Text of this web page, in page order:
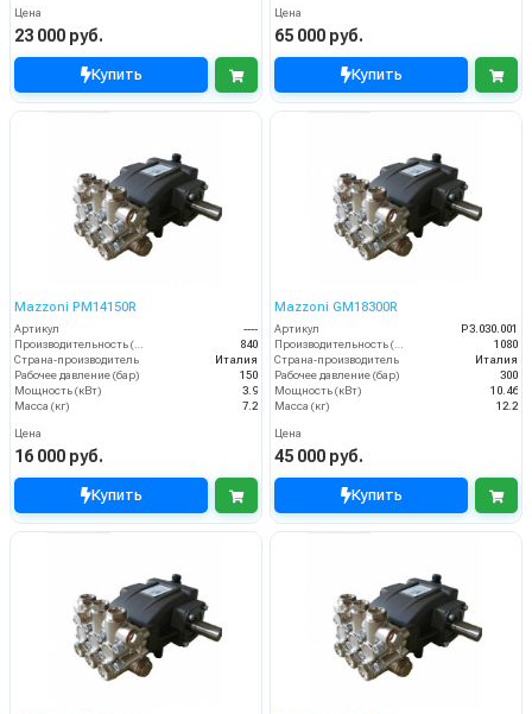
Цена
23 000 руб.
Купить
Цена
65 000 руб.
Купить
Mazzoni PM14150R
Артикул
----
Производительность (л/ч)
840
Страна-производитель
Италия
Рабочее давление (бар)
150
Мощность (кВт)
3.9
Масса (кг)
7.2
Цена
16 000 руб.
Купить
Mazzoni GM18300R
Артикул
P3.030.001
Производительность (л/ч)
1080
Страна-производитель
Италия
Рабочее давление (бар)
300
Мощность (кВт)
10.46
Масса (кг)
12.2
Цена
45 000 руб.
Купить